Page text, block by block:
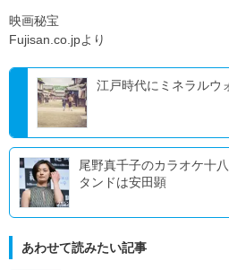
映画秘宝
Fujisan.co.jpより
江戸時代にミネラルウ
尾野真千子のカラオケ十
タンドは安田顕
あわせて読みたい記事